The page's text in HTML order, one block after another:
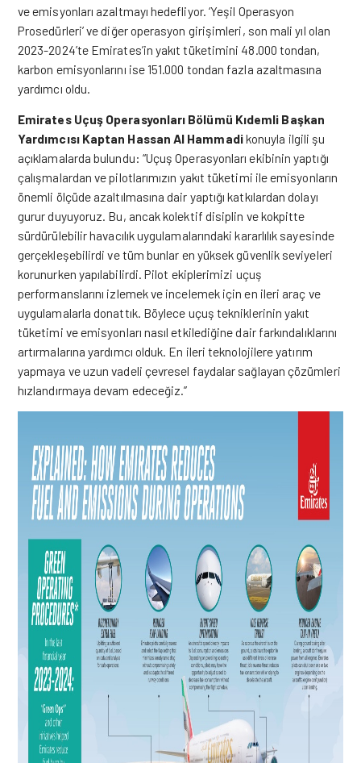
ve emisyonları azaltmayı hedefliyor. ‘Yeşil Operasyon
Prosedürleri’ ve diğer operasyon girişimleri, son mali yıl olan
2023-2024’te Emirates’in yakıt tüketimini 48.000 tondan,
karbon emisyonlarını ise 151.000 tondan fazla azaltmasına
yardımcı oldu.
Emirates Uçuş Operasyonları Bölümü Kıdemli Başkan
Yardımcısı Kaptan Hassan Al Hammadikonuyla ilgili şu
açıklamalarda bulundu: “Uçuş Operasyonları ekibinin yaptığı
çalışmalardan ve pilotlarımızın yakıt tüketimi ile emisyonların
önemli ölçüde azaltılmasına dair yaptığı katkılardan dolayı
gurur duyuyoruz. Bu, ancak kolektif disiplin ve kokpitte
sürdürülebilir havacılık uygulamalarındaki kararlılık sayesinde
gerçekleşebilirdi ve tüm bunlar en yüksek güvenlik seviyeleri
korunurken yapılabilirdi. Pilot ekiplerimizi uçuş
performanslarını izlemek ve incelemek için en ileri araç ve
uygulamalarla donattık. Böylece uçuş tekniklerinin yakıt
tüketimi ve emisyonları nasıl etkilediğine dair farkındalıklarını
artırmalarına yardımcı olduk. En ileri teknolojilere yatırım
yapmaya ve uzun vadeli çevresel faydalar sağlayan çözümleri
hızlandırmaya devam edeceğiz.”